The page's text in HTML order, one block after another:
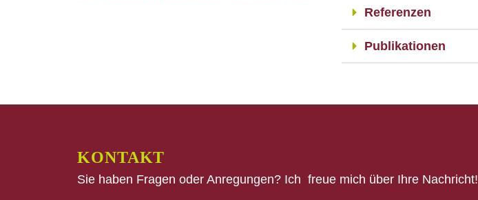
Referenzen
Publikationen
KONTAKT
Sie haben Fragen oder Anregungen? Ich freue mich über Ihre Nachricht!